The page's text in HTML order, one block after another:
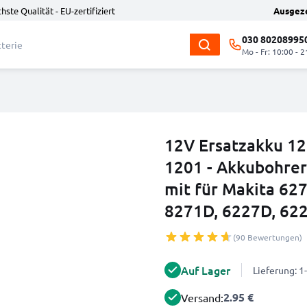
Qualität - EU-zertifiziert
030
Mo - Fr: 10:00 -
12V Ersatzakku
1201 -
mit für Makita
8271D, 6227D,
(90 Bewertungen)
Auf Lager Lieferung:
Versand:2.95 €